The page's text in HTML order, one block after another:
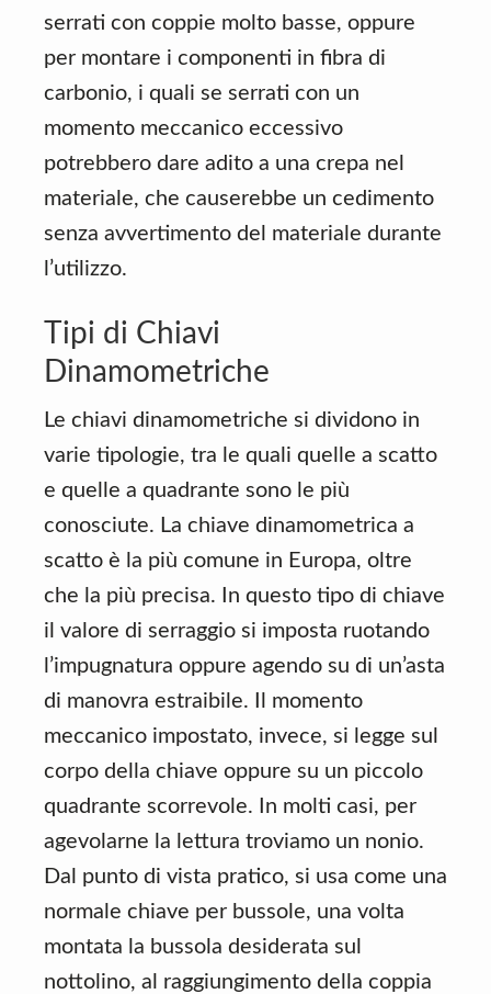
serrati con coppie molto basse, oppure
per montare i componenti in fibra di
carbonio, i quali se serrati con un
momento meccanico eccessivo
potrebbero dare adito a una crepa nel
materiale, che causerebbe un cedimento
senza avvertimento del materiale durante
l’utilizzo.
Tipi di Chiavi
Dinamometriche
Le chiavi dinamometriche si dividono in
varie tipologie, tra le quali quelle a scatto
e quelle a quadrante sono le più
conosciute. La chiave dinamometrica a
scatto è la più comune in Europa, oltre
che la più precisa. In questo tipo di chiave
il valore di serraggio si imposta ruotando
l’impugnatura oppure agendo su di un’asta
di manovra estraibile. Il momento
meccanico impostato, invece, si legge sul
corpo della chiave oppure su un piccolo
quadrante scorrevole. In molti casi, per
agevolarne la lettura troviamo un nonio.
Dal punto di vista pratico, si usa come una
normale chiave per bussole, una volta
montata la bussola desiderata sul
nottolino, al raggiungimento della coppia